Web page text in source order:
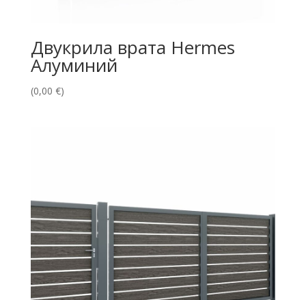
Двукрила врата Hermes
Алуминий
(0,00 €)